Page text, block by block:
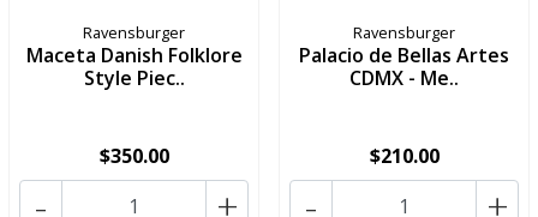
Ravensburger
Maceta Danish Folklore
Style Piec..
$350.00
+
-
Ravensburger
Palacio de Bellas Artes
CDMX - Me..
$210.00
+
-